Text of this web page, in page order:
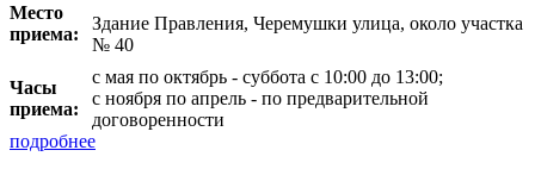
Место
приема:
Здание Правления, Черемушки улица, около участка
№ 40
Часы
приема:
с мая по октябрь - суббота с 10:00 до 13:00;
с ноября по апрель - по предварительной
договоренности
подробнее